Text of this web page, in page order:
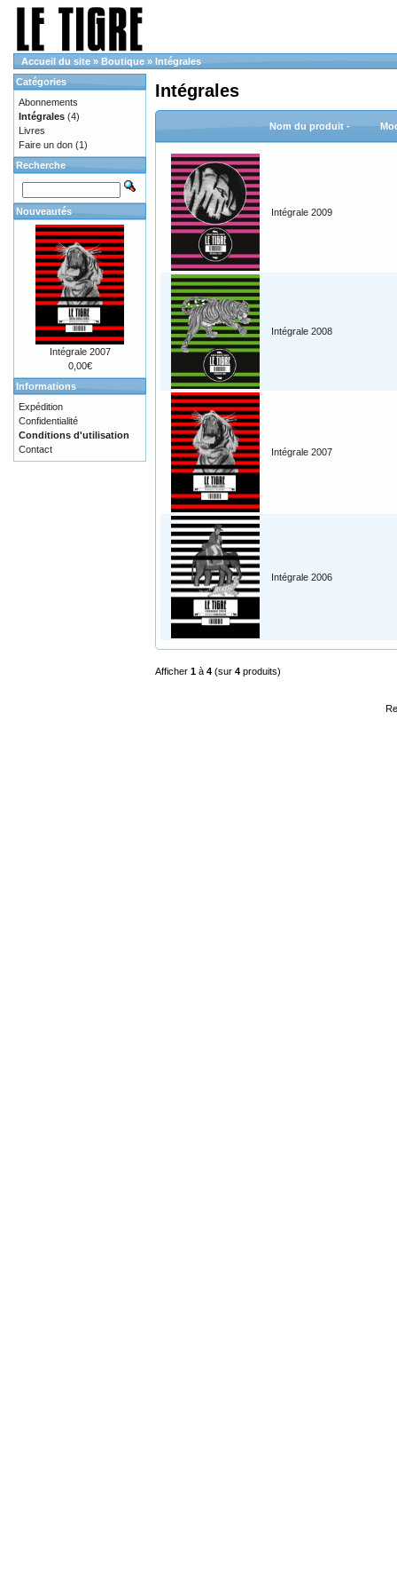
Accueil du site » Boutique » Intégrales
Intégrales
Nom du produit -
Intégrale 2009
Intégrale 2008
Intégrale 2007
Intégrale 2006
Afficher 1 à 4 (sur 4 produits)
Catégories
Abonnements
Intégrales (4)
Livres
Faire un don (1)
Recherche
Nouveautés
Intégrale 2007
0,00€
Informations
Expédition
Confidentialité
Conditions d'utilisation
Contact